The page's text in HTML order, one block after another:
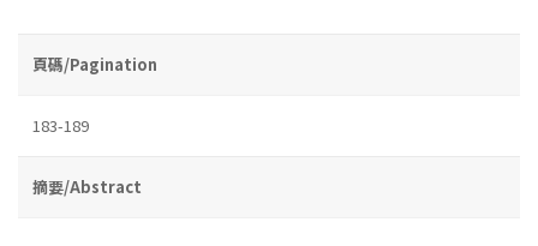
頁碼/Pagination
183-189
摘要/Abstract